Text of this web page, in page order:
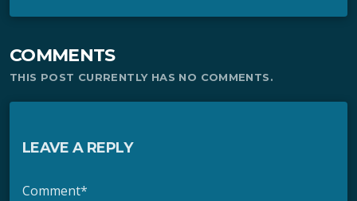
COMMENTS
THIS POST CURRENTLY HAS NO COMMENTS.
LEAVE A REPLY
Comment*